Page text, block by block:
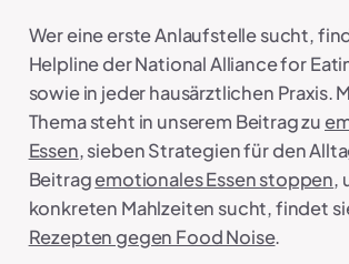
Wer eine erste Anlaufstelle sucht,
Helpline der National Alliance for
sowie in jeder hausärztlichen Praxis.
Thema steht in unserem Beitrag zu
Essen, sieben Strategien für den
Beitragemotionales Essen stoppen,
konkreten Mahlzeiten sucht, findet
Rezepten gegen Food Noise.